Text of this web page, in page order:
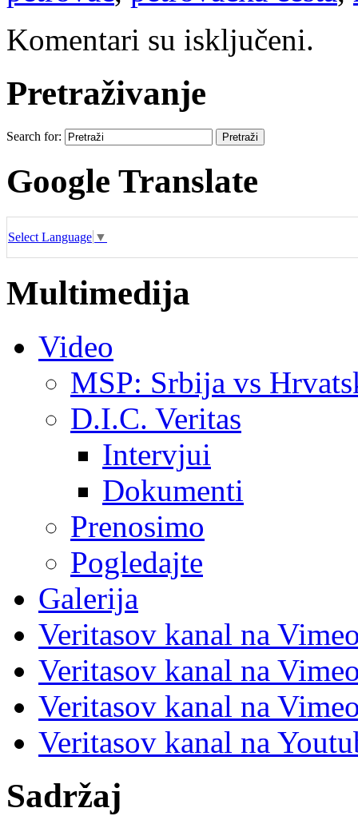
Komentari su isključeni.
Pretraživanje
Search for:
Google Translate
Select Language ▼
Multimedija
Video
MSP: Srbija vs
D.I.C. Veritas
Intervjui
Dokumenti
Prenosimo
Pogledajte
Galerija
Veritasov kanal na
Veritasov kanal na
Veritasov kanal na
Veritasov kanal na
Sadržaj